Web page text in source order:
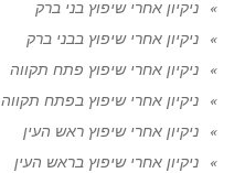
ניקיון אחרי שיפוץ בני ברק
ניקיון אחרי שיפוץ בבני ברק
ניקיון אחרי שיפוץ פתח תקווה
ניקיון אחרי שיפוץ בפתח תקווה
ניקיון אחרי שיפוץ ראש העין
ניקיון אחרי שיפוץ בראש העין